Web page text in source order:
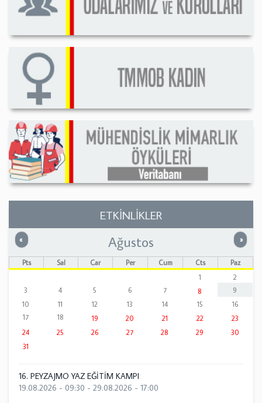
ETKİNLİKLER
« Önceki »
Ağustos
Pts Sal Çar Per Cum Cts
Paz
1
2
3
4 5 6 7 8
9
10
11 12 13 14 15
16
17
18 19 20 21 22
23
24
25 26 27 28 29
30
31
16. PEYZAJMO YAZ EĞİTİM KAMPI
19.08.2026 - 09:30 - 29.08.2026 - 17:00